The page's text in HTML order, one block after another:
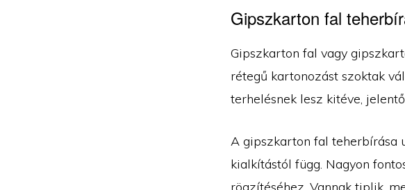
Gipszkarton fal
Gipszkarton fal vagy
rétegű kartonozást szoktak
terhelésnek lesz kitéve,
A gipszkarton fal teherbírása
kialkítástól függ. Nagyon